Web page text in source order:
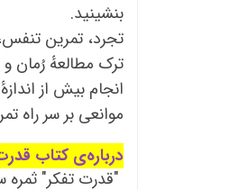
بنشینید.
تجرد، تمرین
ترک مطالعهٔ رُمان
انجام بیش از
موانعی بر سر راه
درباره‌ی کتاب
"قدرت تفکر"